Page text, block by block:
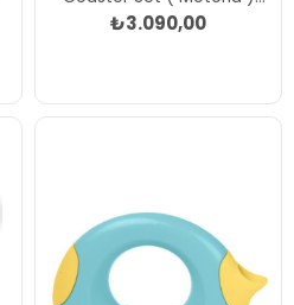
Çok Renkli
₺3.090,00